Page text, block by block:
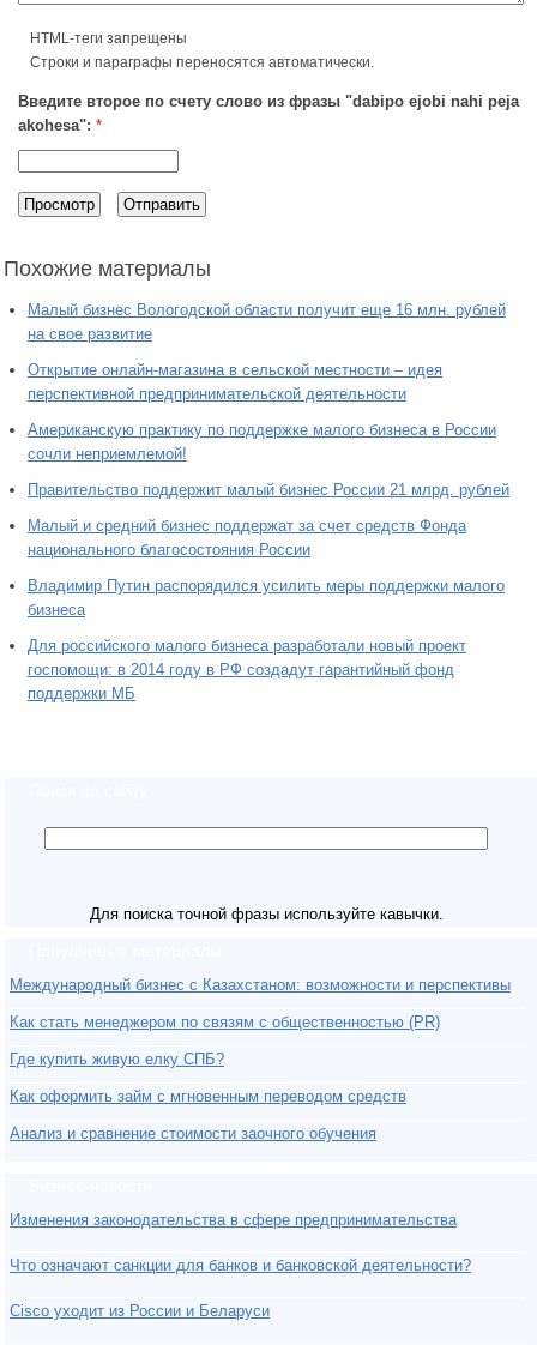
HTML-теги запрещены
Строки и параграфы переносятся автоматически.
Введите второе по счету слово из фразы "dabipo ejobi nahi peja
akohesa": *
Похожие материалы
Малый бизнес Вологодской области получит еще 16 млн. рублей
на свое развитие
Открытие онлайн-магазина в сельской местности – идея
перспективной предпринимательской деятельности
Американскую практику по поддержке малого бизнеса в России
сочли неприемлемой!
Правительство поддержит малый бизнес России 21 млрд. рублей
Малый и средний бизнес поддержат за счет средств Фонда
национального благосостояния России
Владимир Путин распорядился усилить меры поддержки малого
бизнеса
Для российского малого бизнеса разработали новый проект
госпомощи: в 2014 году в РФ создадут гарантийный фонд
поддержки МБ
Для поиска точной фразы используйте кавычки.
Международный бизнес с Казахстаном: возможности и перспективы
Как стать менеджером по связям с общественностью (PR)
Где купить живую елку СПБ?
Как оформить займ с мгновенным переводом средств
Анализ и сравнение стоимости заочного обучения
Изменения законодательства в сфере предпринимательства
Что означают санкции для банков и банковской деятельности?
Cisco уходит из России и Беларуси